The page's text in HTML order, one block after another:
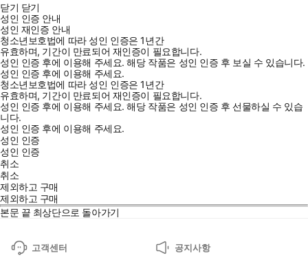
닫기 닫기
성인 인증 안내
성인 재인증 안내
청소년보호법에 따라 성인 인증은 1년간
유효하며, 기간이 만료되어 재인증이 필요합니다.
성인 인증 후에 이용해 주세요.해당 작품은 성인 인증 후 보실 수 있습니다.
성인 인증 후에 이용해 주세요.
청소년보호법에 따라 성인 인증은 1년간
유효하며, 기간이 만료되어 재인증이 필요합니다.
성인 인증 후에 이용해 주세요.해당 작품은 성인 인증 후 선물하실 수 있습
니다.
성인 인증 후에 이용해 주세요.
성인 인증
성인 인증
취소
취소
제외하고 구매
제외하고 구매
본문 끝 최상단으로 돌아가기
고객센터 공지사항